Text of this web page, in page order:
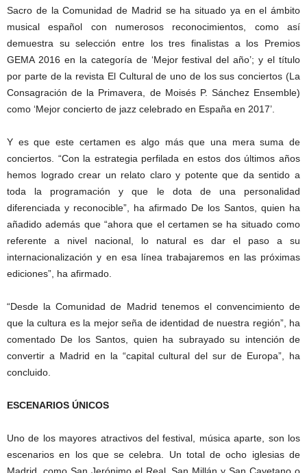
Sacro de la Comunidad de Madrid se ha situado ya en el ámbito
musical español con numerosos reconocimientos, como así
demuestra su selección entre los tres finalistas a los Premios
GEMA 2016 en la categoría de ‘Mejor festival del año’; y el título
por parte de la revista El Cultural de uno de los sus conciertos (La
Consagración de la Primavera, de Moisés P. Sánchez Ensemble)
como ‘Mejor concierto de jazz celebrado en España en 2017’.
Y es que este certamen es algo más que una mera suma de
conciertos. “Con la estrategia perfilada en estos dos últimos años
hemos logrado crear un relato claro y potente que da sentido a
toda la programación y que le dota de una personalidad
diferenciada y reconocible”, ha afirmado De los Santos, quien ha
añadido además que “ahora que el certamen se ha situado como
referente a nivel nacional, lo natural es dar el paso a su
internacionalización y en esa línea trabajaremos en las próximas
ediciones”, ha afirmado.
“Desde la Comunidad de Madrid tenemos el convencimiento de
que la cultura es la mejor seña de identidad de nuestra región”, ha
comentado De los Santos, quien ha subrayado su intención de
convertir a Madrid en la “capital cultural del sur de Europa”, ha
concluido.
ESCENARIOS ÚNICOS
Uno de los mayores atractivos del festival, música aparte, son los
escenarios en los que se celebra. Un total de ocho iglesias de